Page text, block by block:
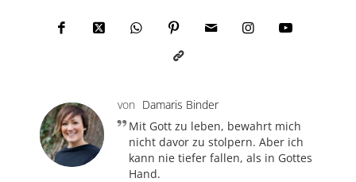
von Damaris Binder
Mit Gott zu leben, bewahrt mich
nicht davor zu stolpern. Aber ich
kann nie tiefer fallen, als in Gottes
Hand.